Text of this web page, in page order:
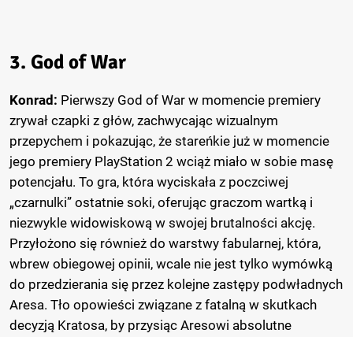
3. God of War
Konrad: Pierwszy God of War w momencie premiery
zrywał czapki z głów, zachwycając wizualnym
przepychem i pokazując, że stareńkie już w momencie
jego premiery PlayStation 2 wciąż miało w sobie masę
potencjału. To gra, która wyciskała z poczciwej
„czarnulki” ostatnie soki, oferując graczom wartką i
niezwykle widowiskową w swojej brutalności akcję.
Przyłożono się również do warstwy fabularnej, która,
wbrew obiegowej opinii, wcale nie jest tylko wymówką
do przedzierania się przez kolejne zastępy podwładnych
Aresa. Tło opowieści związane z fatalną w skutkach
decyzją Kratosa, by przysiąc Aresowi absolutne